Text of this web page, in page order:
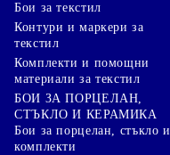
Бои за текстил
Контури и маркери за
текстил
Комплекти и помощни
материали за текстил
БОИ ЗА ПОРЦЕЛАН,
СТЪКЛО И КЕРАМИКА
Бои за порцелан, стъкло и
комплекти